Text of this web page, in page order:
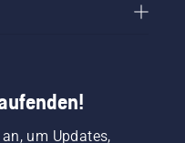
um Updates,